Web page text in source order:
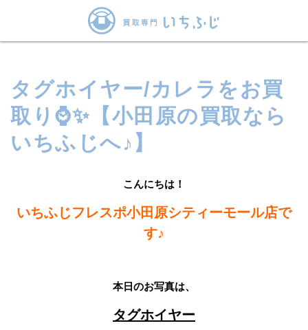
タグホイヤー/カレラをお買
取り⌚✨【小田原の買取なら
いちふじへ♪】
こんにちは！
いちふじフレスポ小田原シティーモール店で
す♪
本日のお写真は、
タグホイヤー